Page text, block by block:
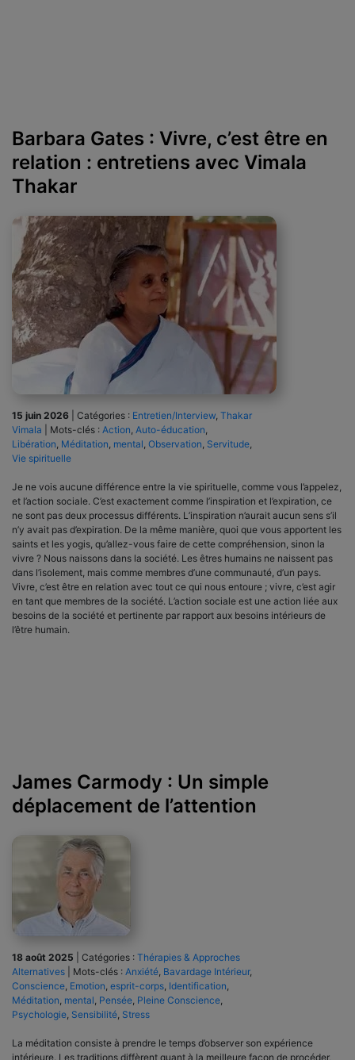
Barbara Gates : Vivre, c’est être en
relation : entretiens avec Vimala
Thakar
15 juin 2026 Catégories : Entretien/Interview, Thakar
Vimala
Mots-clés : Action, Auto-éducation,
Libération, Méditation, mental, Observation, Servitude,
Vie spirituelle
Je ne vois aucune différence entre la vie spirituelle, comme vous l’appelez,
et l’action sociale. C’est exactement comme l’inspiration et l’expiration, ce
ne sont pas deux processus différents. L’inspiration n’aurait aucun sens s’il
n’y avait pas d’expiration. De la même manière, quoi que vous apportent les
saints et les yogis, qu’allez-vous faire de cette compréhension, sinon la
vivre ? Nous naissons dans la société. Les êtres humains ne naissent pas
dans l’isolement, mais comme membres d’une communauté, d’un pays.
Vivre, c’est être en relation avec tout ce qui nous entoure ; vivre, c’est agir
en tant que membres de la société. L’action sociale est une action liée aux
besoins de la société et pertinente par rapport aux besoins intérieurs de
l’être humain.
James Carmody : Un simple
déplacement de l’attention
18 août 2025 Catégories : Thérapies & Approches
Alternatives
Mots-clés : Anxiété, Bavardage Intérieur,
Conscience, Emotion, esprit-corps, Identification,
Méditation, mental, Pensée, Pleine Conscience,
Psychologie, Sensibilité, Stress
La méditation consiste à prendre le temps d’observer son expérience
intérieure. Les traditions diffèrent quant à la meilleure façon de procéder,